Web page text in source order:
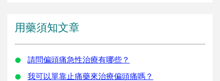
用藥須知文章
請問偏頭痛急性治療有哪些？
我可以單靠止痛藥來治療偏頭痛嗎？